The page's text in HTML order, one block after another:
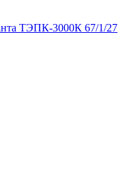
ТЭПК-3000К 67/1/27